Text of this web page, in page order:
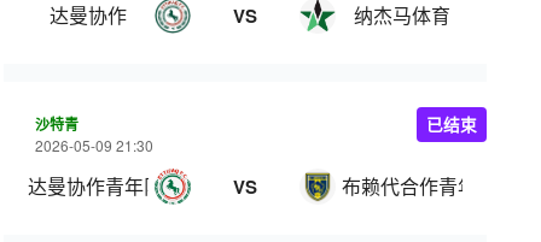
达曼协作 VS 纳杰马体育
沙特青
2026-05-09 21:30
达曼协作青年队 VS 布赖代合作青年队
已结束